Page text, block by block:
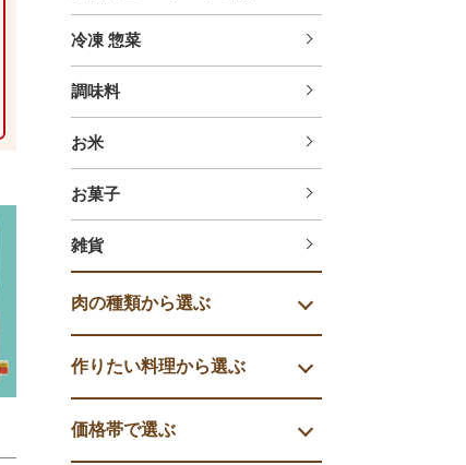
冷凍 惣菜
調味料
お米
お菓子
雑貨
肉の種類から選ぶ
作りたい料理から選ぶ
価格帯で選ぶ